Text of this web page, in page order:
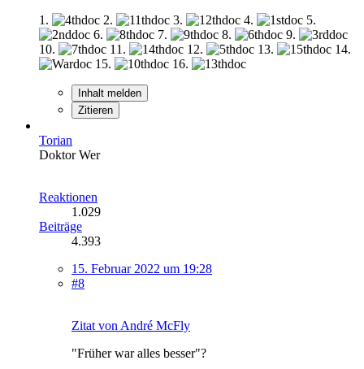
1.
2. 3. 4.
5.
6.
7. 8.
9.
10.
11. 12. 13.
14.
15.
16.
Inhalt melden
Zitieren
Torian
Doktor Wer
Reaktionen
1.029
Beiträge
4.393
15. Februar 2022 um 19:28
#8
Zitat von André McFly
"Früher war alles besser"?